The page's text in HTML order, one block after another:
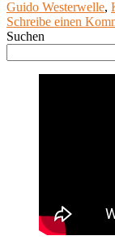
Guido Westerwelle,
Schreibe einen
Suchen